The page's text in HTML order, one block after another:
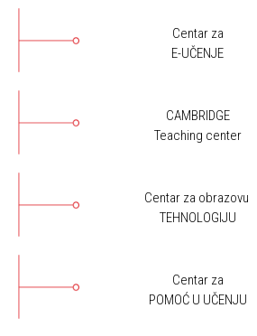
Centar za
E-UČENJE
CAMBRIDGE
Teaching center
Centar za obrazovu
TEHNOLOGIJU
Centar za
POMOĆ U UČENJU